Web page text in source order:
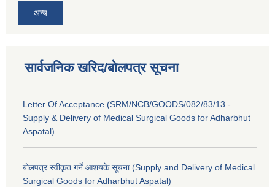
अन्य
सार्वजनिक खरिद/बोलपत्र सूचना
Letter Of Acceptance (SRM/NCB/GOODS/082/83/13 -
Supply & Delivery of Medical Surgical Goods for Adharbhut
Aspatal)
बोलपत्र स्वीकृत गर्ने आशयके सूचना (Supply and Delivery of Medical
Surgical Goods for Adharbhut Aspatal)